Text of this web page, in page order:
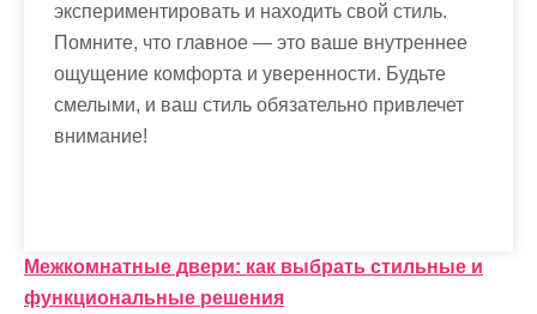
экспериментировать и находить свой стиль.
Помните, что главное — это ваше внутреннее
ощущение комфорта и уверенности. Будьте
смелыми, и ваш стиль обязательно привлечет
внимание!
Н
Межкомнатные двери: как выбрать стильные и
функциональные решения